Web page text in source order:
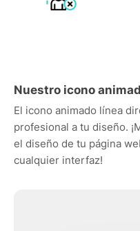
Nuestro icono
El icono animado línea
profesional a tu diseño.
el diseño de tu página
cualquier interfaz!